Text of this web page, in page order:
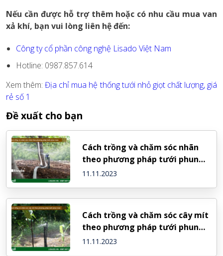
Nếu cần được hỗ trợ thêm hoặc có nhu cầu mua van
xả khí, bạn vui lòng liên hệ đến:
Công ty cổ phần công nghệ Lisado Việt Nam
Hotline: 0987.857.614
Xem thêm:Địa chỉ mua hệ thống tưới nhỏ giọt chất lượng, giá
rẻ số 1
Đề xuất cho bạn
Cách trồng và chăm sóc nhãn
theo phương pháp tưới phun
mưa
11.11.2023
Cách trồng và chăm sóc cây mít
theo phương pháp tưới phun
mưa
11.11.2023